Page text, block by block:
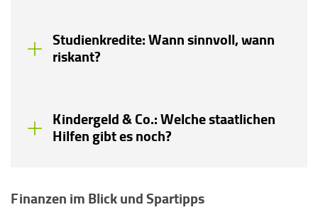
Studienkredite: Wann sinnvoll, wann
riskant?
Kindergeld & Co.: Welche staatlichen
Hilfen gibt es noch?
Finanzen im Blick und Spartipps